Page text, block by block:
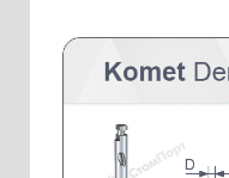
Наконечники и